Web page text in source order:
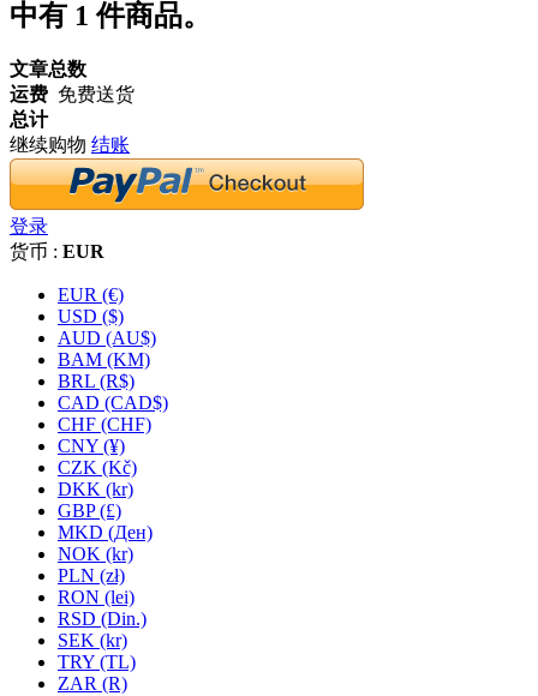
中有 1 件商品。
文章总数
运费 免费送货
总计
继续购物 结账
登录
货币 : EUR
EUR (€)
USD ($)
AUD (AU$)
BAM (KM)
BRL (R$)
CAD (CAD$)
CHF (CHF)
CNY (¥)
CZK (Kč)
DKK (kr)
GBP (£)
MKD (Ден)
NOK (kr)
PLN (zł)
RON (lei)
RSD (Din.)
SEK (kr)
TRY (TL)
ZAR (R)